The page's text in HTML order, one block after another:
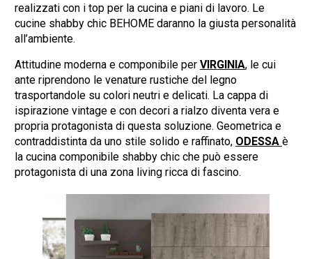
realizzati con i top per la cucina e piani di lavoro. Le
cucine shabby chic BEHOME daranno la giusta personalità
all’ambiente.
Attitudine moderna e componibile per VIRGINIA, le cui
ante riprendono le venature rustiche del legno
trasportandole su colori neutri e delicati. La cappa di
ispirazione vintage e con decori a rialzo diventa vera e
propria protagonista di questa soluzione. Geometrica e
contraddistinta da uno stile solido e raffinato, ODESSA è
la cucina componibile shabby chic che può essere
protagonista di una zona living ricca di fascino.